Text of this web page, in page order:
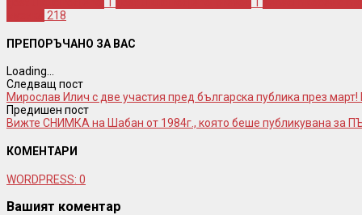
218
ПРЕПОРЪЧАНО ЗА ВАС
Loading...
Следващ пост
Мирослав Илич с две участия пред българска публика през
Предишен пост
Вижте СНИМКА на Шабан от 1984г., която беше публикувана за
КОМЕНТАРИ
WORDPRESS: 0
Вашият коментар